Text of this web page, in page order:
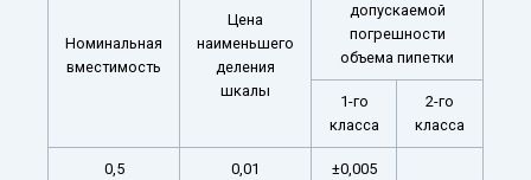
Номинальная
вместимость
Цена
наименьшего
деления
шкалы
допускаемой
погрешности
объема пипетки
1-го
класса
2-го
класса
0,5 0,01 ±0,005